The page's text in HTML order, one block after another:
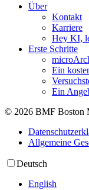
Über
Kontakt
Karriere
Hey KI,
Erste Schritte
Ein
Ein
© 2026 BMF Boston
Allgemeine
Deutsch
English